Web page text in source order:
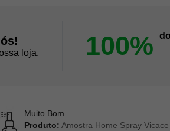
loja. 100%
Muito Bom.
Produto: Amostra Home Spray